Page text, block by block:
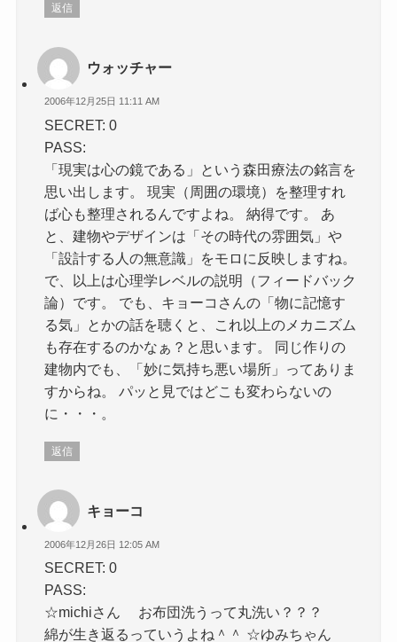
返信
ウォッチャー
2006年12月25日 11:11 AM
SECRET: 0
PASS:
「現実は心の鏡である」という森田療法の銘言を
思い出します。 現実（周囲の環境）を整理すれ
ば心も整理されるんですよね。 納得です。 あ
と、建物やデザインは「その時代の雰囲気」や
「設計する人の無意識」をモロに反映しますね。
で、以上は心理学レベルの説明（フィードバック
論）です。 でも、キョーコさんの「物に記憶す
る気」とかの話を聴くと、これ以上のメカニズム
も存在するのかなぁ？と思います。 同じ作りの
建物内でも、「妙に気持ち悪い場所」ってありま
すからね。 パッと見ではどこも変わらないの
に・・・。
返信
キョーコ
2006年12月26日 12:05 AM
SECRET: 0
PASS:
☆michiさん お布団洗うって丸洗い？？？
綿が生き返るっていうよね＾＾ ☆ゆみちゃん